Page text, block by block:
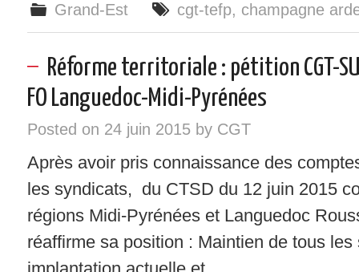
Grand-Est cgt-tefp, champagne
Réforme territoriale : pétition CGT-
FO Languedoc-Midi-Pyrénées
Posted on 24 juin 2015by CGT
Après avoir pris connaissance des
les syndicats, du CTSD du 12 juin 2015
régions Midi-Pyrénées et Languedoc
réaffirme sa position : Maintien de tous